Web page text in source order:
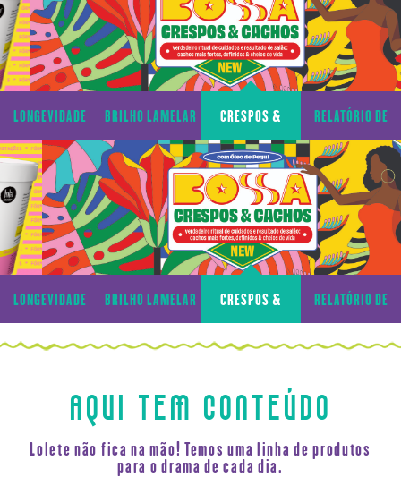
LONGEVIDADE
CAPILAR
BRILHO LAMELAR CRESPOS &
CACHOS
RELATÓRIO DE
TRANSPARÊNCIA
LONGEVIDADE
CAPILAR
BRILHO LAMELAR CRESPOS &
CACHOS
RELATÓRIO DE
TRANSPARÊNCIA
AQUI TEM CONTEÚDO
Lolete não fica na mão! Temos uma linha de produtos
para o drama de cada dia.